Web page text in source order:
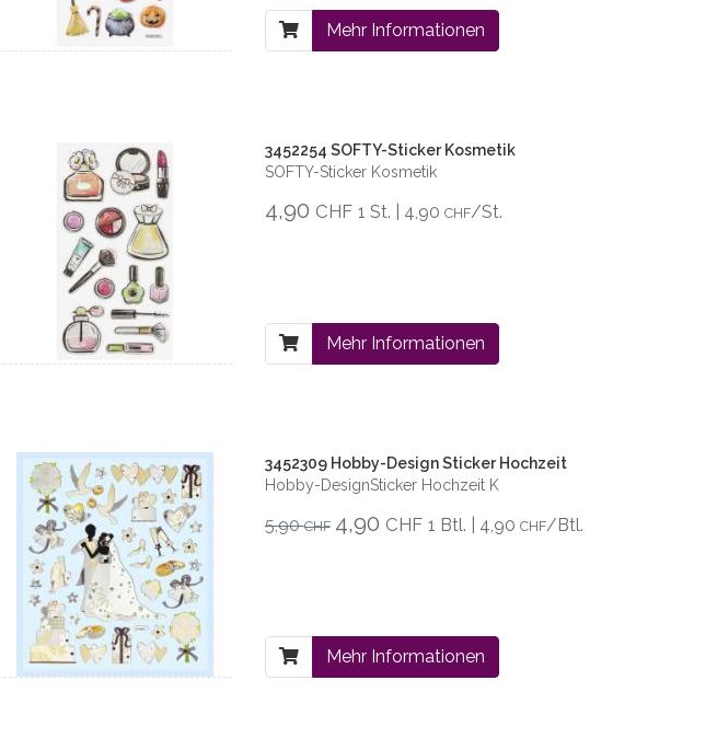
Mehr Informationen
3452254 SOFTY-Sticker Kosmetik
SOFTY-Sticker Kosmetik
4,90 CHF 1 St. | 4,90 CHF/St.
Mehr Informationen
3452309 Hobby-Design Sticker Hochzeit
Hobby-DesignSticker Hochzeit K
5,90CHF 4,90 CHF 1 Btl. | 4,90 CHF/Btl.
Mehr Informationen